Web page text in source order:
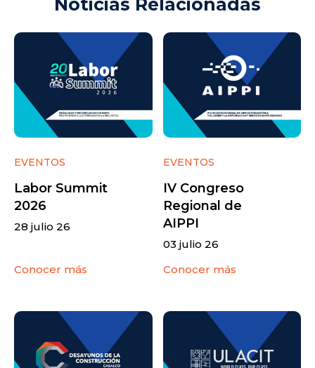
Noticias Relacionadas
EVENTOS
Labor Summit
2026
28 julio 26
Conocer más
EVENTOS
IV Congreso
Regional de
AIPPI
03 julio 26
Conocer más